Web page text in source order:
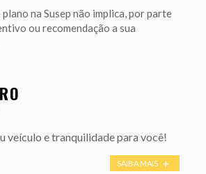
na Susep não implica, por parte
ou recomendação a sua
veículo e tranquilidade para você!
SAIBA MAIS